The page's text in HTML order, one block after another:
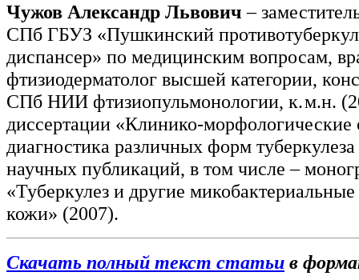
Чужов Александр Львович –
СПб ГБУЗ «Пушкинский
диспансер» по медицинским вопросам,
фтизиодерматолог высшей категории,
СПб НИИ фтизиопульмонологии, к. м.н.
диссертации «Клинико-морфологические
диагностика различных форм
научных публикаций, в том числе –
«Туберкулез и другие
кожи» (2007).
Скачать полный текст статьи в